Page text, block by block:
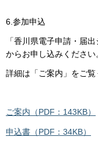
6.参加申込
「香川県電子申請・届
からお申し込みください
詳細は「ご案内」をご覧
ご案内（PDF：143KB）
申込書（PDF：34KB）